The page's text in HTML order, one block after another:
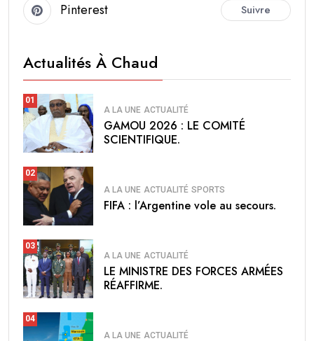
Pinterest Suivre
Actualités À Chaud
01
A LA UNE ACTUALITÉ
GAMOU 2026 : LE COMITÉ
SCIENTIFIQUE.
02
A LA UNE ACTUALITÉ SPORTS
FIFA : l’Argentine vole au secours.
03
A LA UNE ACTUALITÉ
LE MINISTRE DES FORCES ARMÉES
RÉAFFIRME.
04
A LA UNE ACTUALITÉ